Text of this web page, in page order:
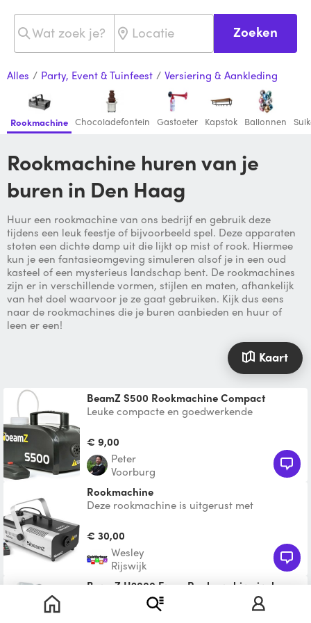
Zoeken
Alles / Party, Event & Tuinfeest / Versiering & Aankleding
Rookmachine Chocoladefontein Gastoeter Kapstok Ballonnen
Rookmachine huren van je
buren in Den Haag
Huur een rookmachine van ons bedrijf en gebruik deze
tijdens een leuk feestje of bijvoorbeeld spel. Deze apparaten
stoten een dichte damp uit die lijkt op mist of rook. Hiermee
kun je een fantasieomgeving simuleren alsof je in een oud
kasteel of een mysterieus landschap bent. De rookmachines
zijn er in verschillende vormen, stijlen en maten, afhankelijk
van het doel waarvoor je ze gaat gebruiken. Kijk dus eens
naar de rookmachines die je buren aanbieden en huur of
leen er een!
Kaart
BeamZ S500 Rookmachine Compact
Leuke compacte en goedwerkende
(genoeg voor heel veel rook!)
€ 9,00
Peter
Voorburg
Rookmachine
Deze rookmachine is uitgerust met
ruimte snel vullen met r
€ 30,00
Wesley
Rijswijk
BeamZ H2000 Fazer Rookmachine incl.
Geef je een feest, bouw je een spookhuis, ga